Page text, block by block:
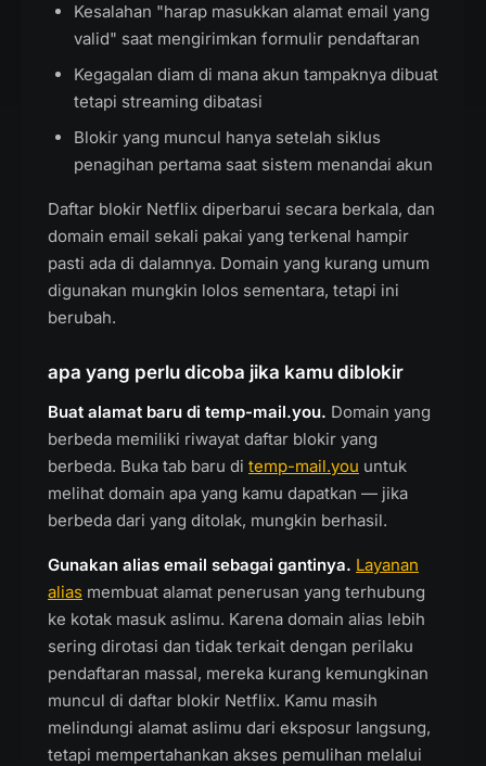
Kesalahan "harap masukkan alamat email yang
valid" saat mengirimkan formulir pendaftaran
Kegagalan diam di mana akun tampaknya dibuat
tetapi streaming dibatasi
Blokir yang muncul hanya setelah siklus
penagihan pertama saat sistem menandai akun
Daftar blokir Netflix diperbarui secara berkala, dan
domain email sekali pakai yang terkenal hampir
pasti ada di dalamnya. Domain yang kurang umum
digunakan mungkin lolos sementara, tetapi ini
berubah.
apa yang perlu dicoba jika kamu diblokir
Buat alamat baru di temp-mail.you. Domain yang
berbeda memiliki riwayat daftar blokir yang
berbeda. Buka tab baru di temp-mail.you untuk
melihat domain apa yang kamu dapatkan — jika
berbeda dari yang ditolak, mungkin berhasil.
Gunakan alias email sebagai gantinya. Layanan
alias membuat alamat penerusan yang terhubung
ke kotak masuk aslimu. Karena domain alias lebih
sering dirotasi dan tidak terkait dengan perilaku
pendaftaran massal, mereka kurang kemungkinan
muncul di daftar blokir Netflix. Kamu masih
melindungi alamat aslimu dari eksposur langsung,
tetapi mempertahankan akses pemulihan melalui